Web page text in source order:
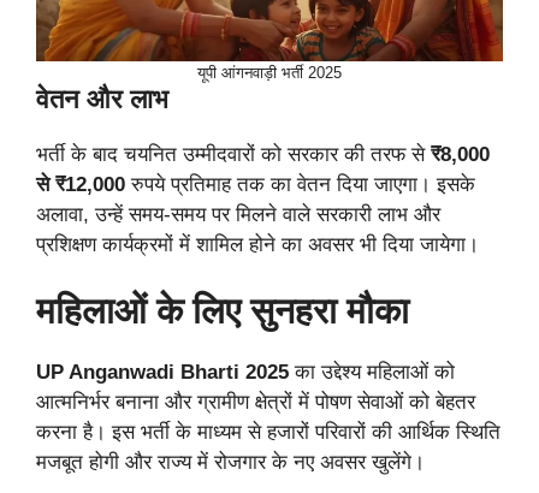
यूपी आंगनवाड़ी भर्ती 2025
वेतन और लाभ
भर्ती के बाद चयनित उम्मीदवारों को सरकार की तरफ से ₹8,000
से ₹12,000 रुपये प्रतिमाह तक का वेतन दिया जाएगा। इसके
अलावा, उन्हें समय-समय पर मिलने वाले सरकारी लाभ और
प्रशिक्षण कार्यक्रमों में शामिल होने का अवसर भी दिया जायेगा।
महिलाओं के लिए सुनहरा मौका
UP Anganwadi Bharti 2025 का उद्देश्य महिलाओं को
आत्मनिर्भर बनाना और ग्रामीण क्षेत्रों में पोषण सेवाओं को बेहतर
करना है। इस भर्ती के माध्यम से हजारों परिवारों की आर्थिक स्थिति
मजबूत होगी और राज्य में रोजगार के नए अवसर खुलेंगे।